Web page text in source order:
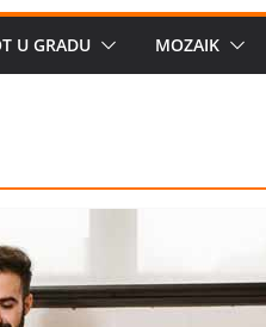
Umesto
privatne
U GRADU MOZAIK